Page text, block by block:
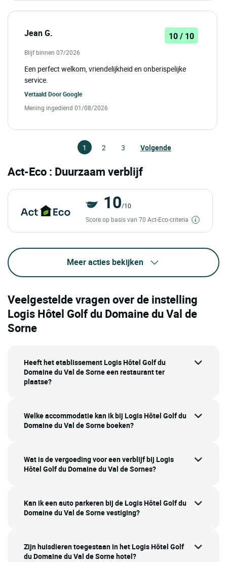
Jean G. 10 / 10
Blijf binnen 07/2026
Een perfect welkom, vriendelijkheid en onberispelijke
service.
Vertaald DoorGoogle
Mening ingediend 01/08/2026
1 2 3 Volgende
Act-Eco : Duurzaam verblijf
10/10
Score op basis van 70 Act-Eco-criteria
Meer acties bekijken
Veelgestelde vragen over de instelling
Logis Hôtel Golf du Domaine du Val de
Sorne
Heeft het etablissement Logis Hôtel Golf du
Domaine du Val de Sorne een restaurant ter
plaatse?
Welke accommodatie kan ik bij Logis Hôtel Golf du
Domaine du Val de Sorne boeken?
Wat is de vergoeding voor een verblijf bij Logis
Hôtel Golf du Domaine du Val de Sornes?
Kan ik een auto parkeren bij de Logis Hôtel Golf du
Domaine du Val de Sorne vestiging?
Zijn huisdieren toegestaan in het Logis Hôtel Golf
du Domaine du Val de Sorne hotel?